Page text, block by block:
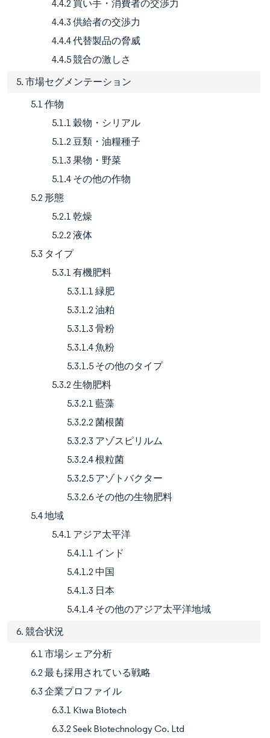
4.4.2 買い手・消費者の交渉力
4.4.3 供給者の交渉力
4.4.4 代替製品の脅威
4.4.5 競合の激しさ
5. 市場セグメンテーション
5.1 作物
5.1.1 穀物・シリアル
5.1.2 豆類・油糧種子
5.1.3 果物・野菜
5.1.4 その他の作物
5.2 形態
5.2.1 乾燥
5.2.2 液体
5.3 タイプ
5.3.1 有機肥料
5.3.1.1 緑肥
5.3.1.2 油粕
5.3.1.3 骨粉
5.3.1.4 魚粉
5.3.1.5 その他のタイプ
5.3.2 生物肥料
5.3.2.1 藍藻
5.3.2.2 菌根菌
5.3.2.3 アゾスピリルム
5.3.2.4 根粒菌
5.3.2.5 アゾトバクター
5.3.2.6 その他の生物肥料
5.4 地域
5.4.1 アジア太平洋
5.4.1.1 インド
5.4.1.2 中国
5.4.1.3 日本
5.4.1.4 その他のアジア太平洋地域
6. 競合状況
6.1 市場シェア分析
6.2 最も採用されている戦略
6.3 企業プロファイル
6.3.1 Kiwa Biotech
6.3.2 Seek Biotechnology Co. Ltd